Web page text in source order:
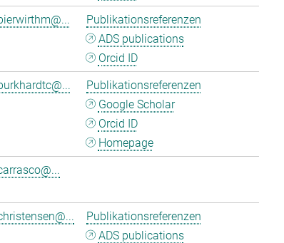
Publikationsreferenzen
ADS publications
Orcid ID
Publikationsreferenzen
Google Scholar
Orcid ID
Homepage
Publikationsreferenzen
ADS publications